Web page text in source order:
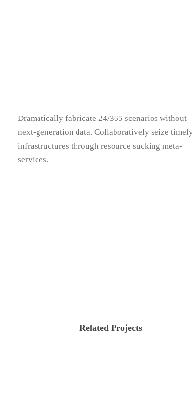
Dramatically fabricate 24/365 scenarios without
next-generation data. Collaboratively seize
infrastructures through resource sucking meta-
services.
Related Projects